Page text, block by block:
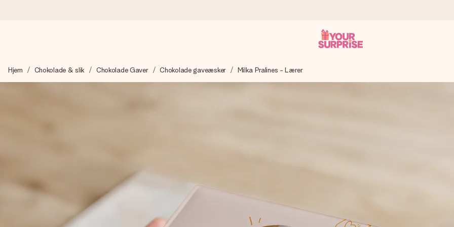
Vi laver din gave med omhu og sender den lynhurtigt – så du kan give den på det helt rette tidspunkt, når den betyder allermest.
Lav noget særligt i blot få trin – med hendes navn, et billede af dig eller en besked, der går lige i hendes hjerte. Intet besvær
Hjem Chokolade & slik Chokolade Gaver Chokolade gaveæsker Milka Pralines - Lærer